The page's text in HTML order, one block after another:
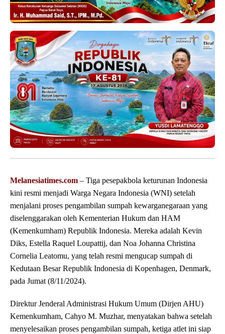
Melanesiatimes.com – Tiga pesepakbola keturunan Indonesia
kini resmi menjadi Warga Negara Indonesia (WNI) setelah
menjalani proses pengambilan sumpah kewarganegaraan yang
diselenggarakan oleh Kementerian Hukum dan HAM
(Kemenkumham) Republik Indonesia. Mereka adalah Kevin
Diks, Estella Raquel Loupattij, dan Noa Johanna Christina
Cornelia Leatomu, yang telah resmi mengucap sumpah di
Kedutaan Besar Republik Indonesia di Kopenhagen, Denmark,
pada Jumat (8/11/2024).
Direktur Jenderal Administrasi Hukum Umum (Dirjen AHU)
Kemenkumham, Cahyo M. Muzhar, menyatakan bahwa setelah
menyelesaikan proses pengambilan sumpah, ketiga atlet ini siap